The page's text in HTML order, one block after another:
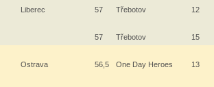
Liberec 57 Třebotov 12
57 Třebotov 15
Ostrava 56,5 One Day Heroes 13